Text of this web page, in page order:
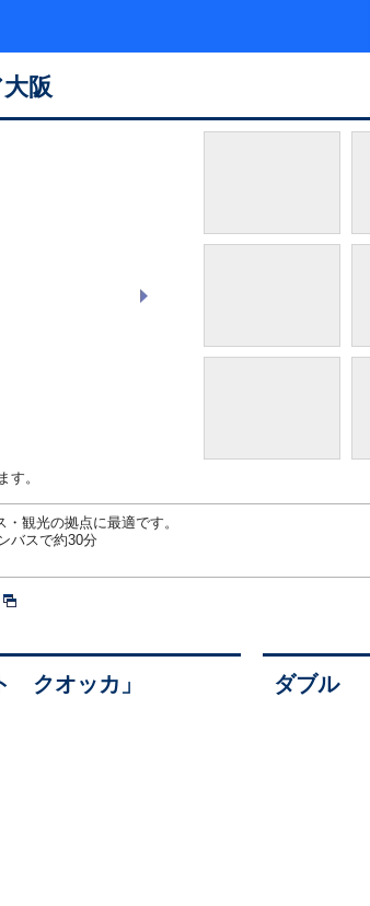
阪
す。
観光の拠点に最適です。
バスで約30分
クオッカ」 ダブル